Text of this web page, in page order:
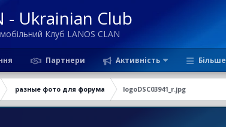
- Ukrainian Club
Клуб LANOS CLAN
Партнери Активність Більше
разные фото для форума logoDSC03941_r.jpg